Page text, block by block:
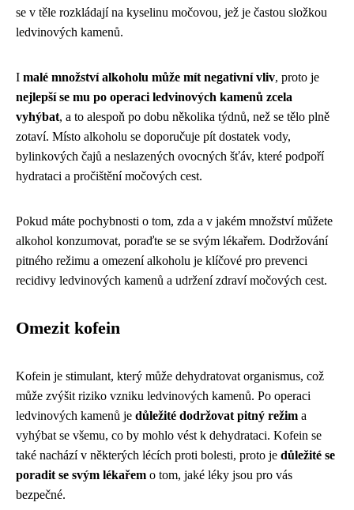
se v těle rozkládají na kyselinu močovou, jež je častou složkou
ledvinových kamenů.
I malé množství alkoholu může mít negativní vliv, proto je
nejlepší se mu po operaci ledvinových kamenů zcela
vyhýbat, a to alespoň po dobu několika týdnů, než se tělo plně
zotaví. Místo alkoholu se doporučuje pít dostatek vody,
bylinkových čajů a neslazených ovocných šťáv, které podpoří
hydrataci a pročištění močových cest.
Pokud máte pochybnosti o tom, zda a v jakém množství můžete
alkohol konzumovat, poraďte se se svým lékařem. Dodržování
pitného režimu a omezení alkoholu je klíčové pro prevenci
recidivy ledvinových kamenů a udržení zdraví močových cest.
Omezit kofein
Kofein je stimulant, který může dehydratovat organismus, což
může zvýšit riziko vzniku ledvinových kamenů. Po operaci
ledvinových kamenů je důležité dodržovat pitný režim a
vyhýbat se všemu, co by mohlo vést k dehydrataci. Kofein se
také nachází v některých lécích proti bolesti, proto je důležité se
poradit se svým lékařem o tom, jaké léky jsou pro vás
bezpečné.